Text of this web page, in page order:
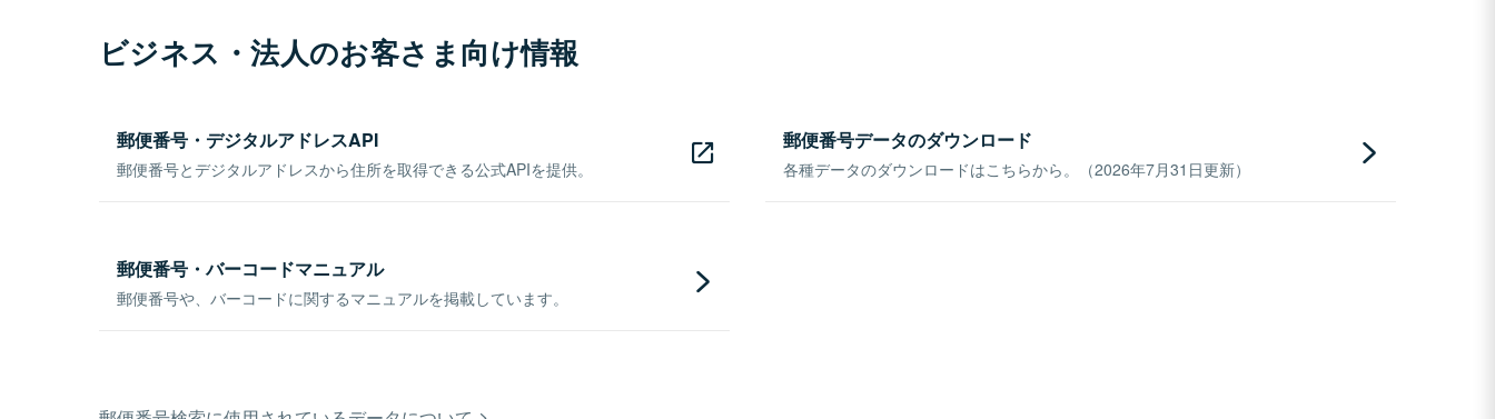
ビジネス・法人のお客さま向け情報
郵便番号・デジタルアドレスAPI
郵便番号とデジタルアドレスから住所を取得できる公式APIを提供。
郵便番号データのダウンロード
各種データのダウンロードはこちらから。（2026年7月31日更新）
郵便番号・バーコードマニュアル
郵便番号や、バーコードに関するマニュアルを掲載しています。